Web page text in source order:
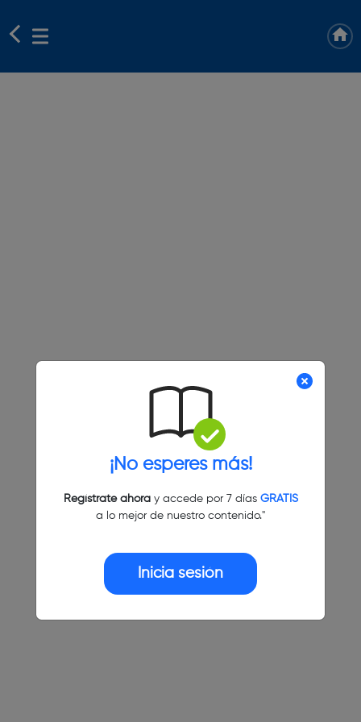
¡No esperes más!
Regístrate ahoray accede por 7 días GRATIS
a lo mejor de nuestro contenido."
Inicia sesión